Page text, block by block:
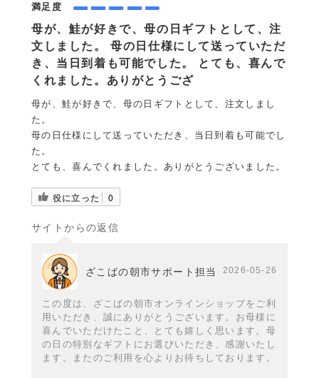
満足度
母が、鮭が好きで、母の日ギフトとして、注
文しました。 母の日仕様にして送っていただ
き、当日到着も可能でした。 とても、喜んで
くれました。ありがとうござ
母が、鮭が好きで、母の日ギフトとして、注文しまし
た。
母の日仕様にして送っていただき、当日到着も可能でし
た。
とても、喜んでくれました。ありがとうございました。
役に立った 0
サイトからの返信
ざこばの朝市サポート担当 2026-05-26
この度は、ざこばの朝市オンラインショップをご利
用いただき、誠にありがとうございます。お母様に
喜んでいただけたこと、とても嬉しく思います。母
の日の特別なギフトにお選びいただき、感謝いたし
ます。またのご利用を心よりお待ちしております。